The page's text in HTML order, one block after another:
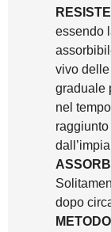
essendo
vivo
graduale
nel
dopo